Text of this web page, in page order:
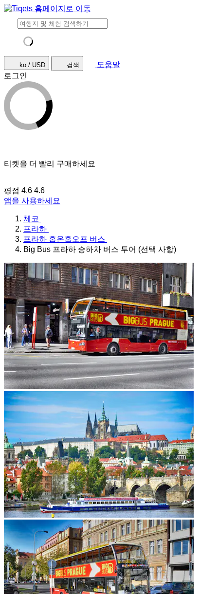
ko / USD 검색
도움말
로그인
티켓을 더 빨리 구매하세요
평점 4.6 4.6
앱을 사용하세요
체코
프라하
프라하 홉온홉오프 버스
Big Bus 프라하 승하차 버스 투어 (선택 사항)